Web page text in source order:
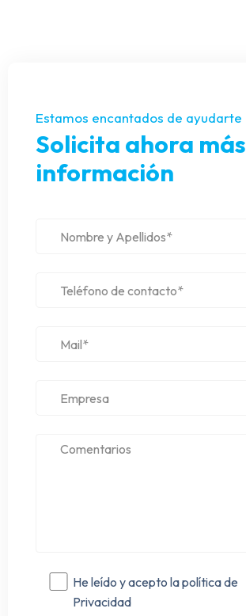
Estamos encantados de ayudarte
Solicita ahora más
información
He leído y acepto la política de
Privacidad